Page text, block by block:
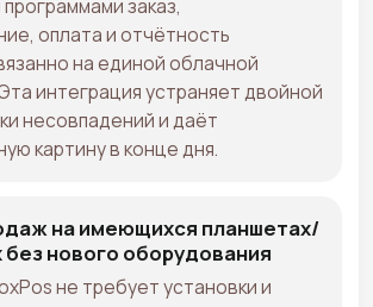
заказ,
оплата и отчётность
на единой облачной
интеграция устраняет двойной
несовпадений и даёт
картину в конце дня.
на имеющихся планшетах/
нового оборудования
не требует установки и